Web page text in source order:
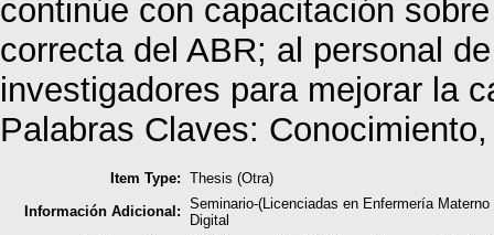
continúe con capacitación
correcta del ABR; al personal
investigadores para mejorar la
Palabras Claves:
Item Type: Thesis (Otra)
Información Adicional: Seminario-(Licenciadas en Enfermería
Digital